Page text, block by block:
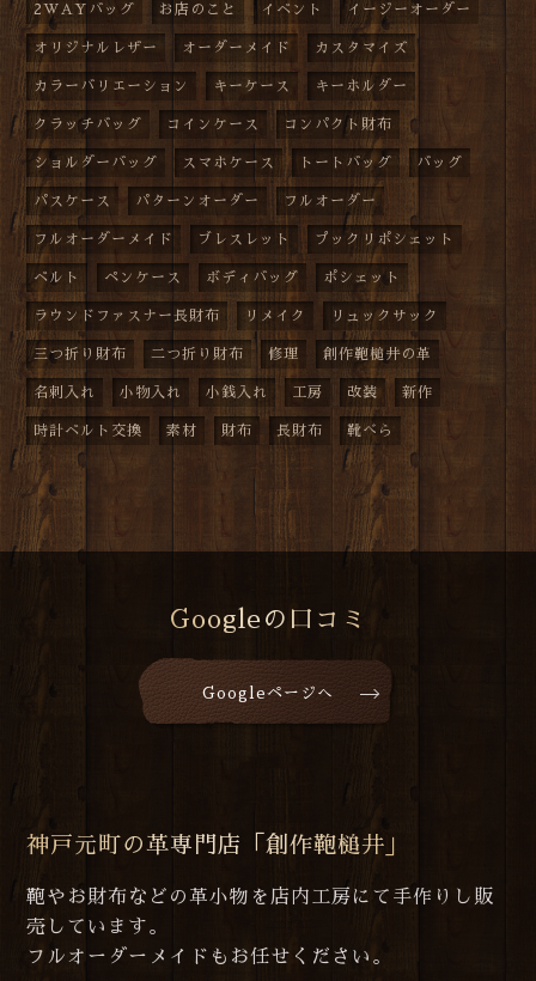
2WAYバッグ お店のこと イベント イージーオーダー
オリジナルレザー オーダーメイド カスタマイズ
カラーバリエーション キーケース キーホルダー
クラッチバッグ コインケース コンパクト財布
ショルダーバッグ スマホケース トートバッグ バッグ
パスケース パターンオーダー フルオーダー
フルオーダーメイド ブレスレット プックリポシェット
ベルト ペンケース ボディバッグ ポシェット
ラウンドファスナー長財布 リメイク リュックサック
三つ折り財布 二つ折り財布 修理 創作鞄槌井の革
名刺入れ 小物入れ 小銭入れ 工房 改装 新作
時計ベルト交換 素材 財布 長財布 靴べら
Googleの口コミ
Googleページへ
神戸元町の革専門店「創作鞄槌井」
鞄やお財布などの革小物を店内工房にて手作りし販
売しています。
フルオーダーメイドもお任せください。